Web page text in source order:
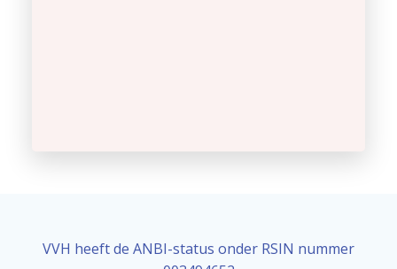
VVH heeft de ANBI-status onder RSIN nummer